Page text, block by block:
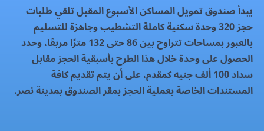
يبدأ صندوق تمويل المساكن الأسبوع المقبل تلقي طلبات
حجز 320 وحدة سكنية كاملة التشطيب وجاهزة للتسليم
بالعبور بمساحات تتراوح بين 86 حتى 132 مترًا مربعًا، وحدد
الحصول على وحدة خلال هذا الطرح بأسبقية الحجز مقابل
سداد 100 ألف جنيه كمقدم، على أن يتم تقديم كافة
المستندات الخاصة بعملية الحجز بمقر الصندوق بمدينة نصر.